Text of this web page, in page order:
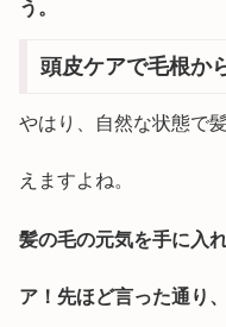
う。
頭皮ケアで毛根か
やはり、自然な状態で
えますよね。
髪の毛の元気を手に入
ア！先ほど言った通り